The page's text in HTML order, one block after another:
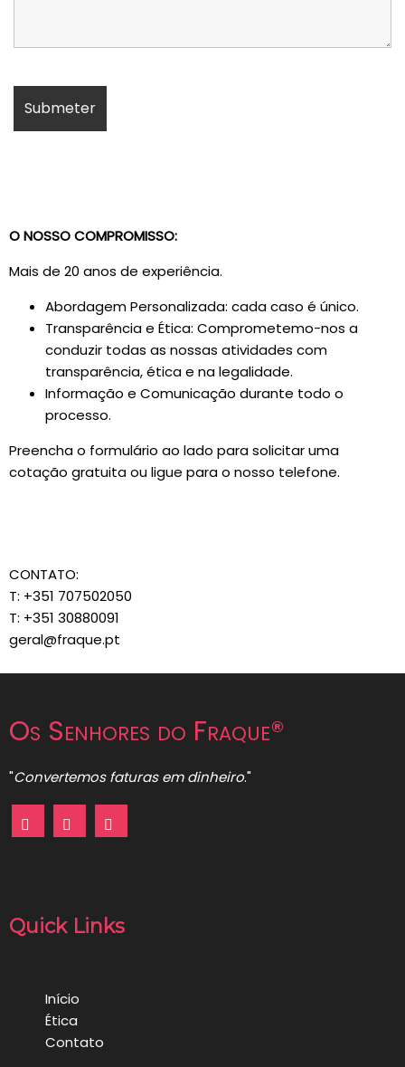
O NOSSO COMPROMISSO:
Mais de 20 anos de experiência.
Abordagem Personalizada: cada caso é único.
Transparência e Ética: Comprometemo-nos a
conduzir todas as nossas atividades com
transparência, ética e na legalidade.
Informação e Comunicação durante todo o
processo.
Preencha o formulário ao lado para solicitar uma
cotação gratuita ou ligue para o nosso telefone.
CONTATO:
T: +351 707502050
T: +351 30880091
geral@fraque.pt
Os Senhores do Fraque®
"Convertemos faturas em dinheiro."
Quick Links
Início
Ética
Contato